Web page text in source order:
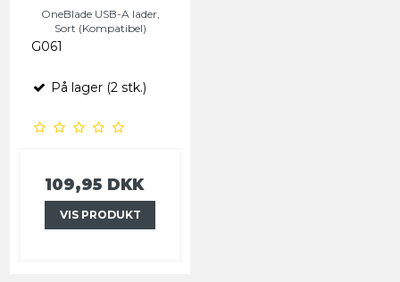
OneBlade USB-A lader,
Sort (Kompatibel)
G061
På lager (2 stk.)
109,95 DKK
VIS PRODUKT